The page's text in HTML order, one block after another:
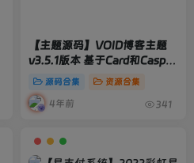
【主题源码】VOID博客主题
v3.5.1版本 基于Card和Casper
主题
源码合集 资源合集
4年前 341